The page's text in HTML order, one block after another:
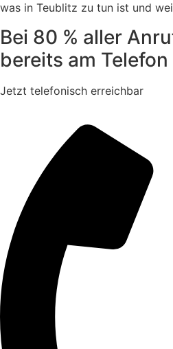
was in Teublitz zu tun ist und
Bei 80 % aller
bereits am
Jetzt telefonisch erreichbar